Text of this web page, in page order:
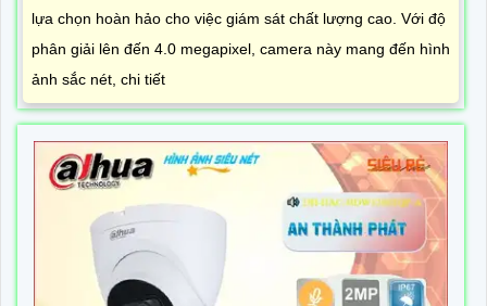
lựa chọn hoàn hảo cho việc giám sát chất lượng cao. Với độ
phân giải lên đến 4.0 megapixel, camera này mang đến hình
ảnh sắc nét, chi tiết